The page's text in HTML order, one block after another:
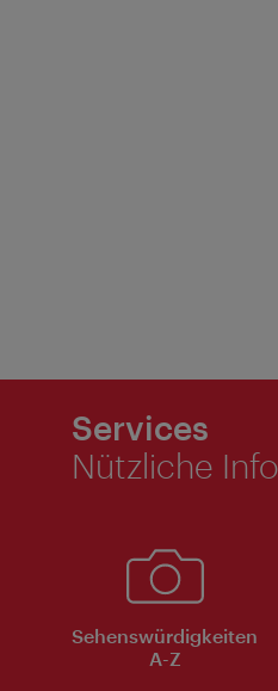
Services
Nützliche
Sehenswürdigkeiten
A-Z